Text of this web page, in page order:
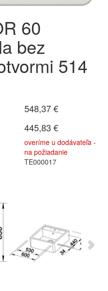
60
bez
514
548,37 €
445,83 €
overíme u dodávateľa -
na požiadanie
TE000017